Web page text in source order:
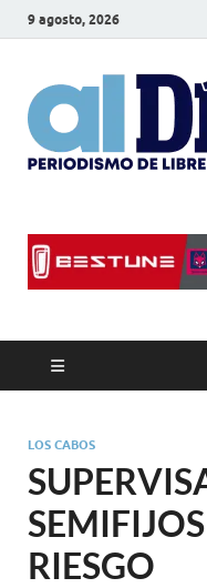
9 agosto, 2026
LOS CABOS
RIESGO